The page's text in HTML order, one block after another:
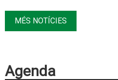
MÉS NOTÍCIES
Agenda